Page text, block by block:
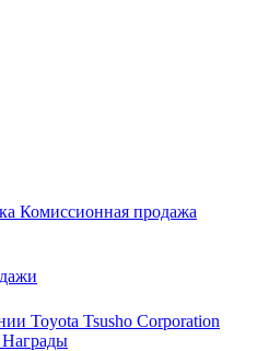
Комиссионная продажа
Toyota Tsusho Corporation
Награды